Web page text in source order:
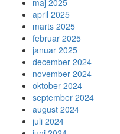
maj 2025
april 2025
marts 2025
februar 2025
januar 2025
december 2024
november 2024
oktober 2024
september 2024
august 2024
juli 2024